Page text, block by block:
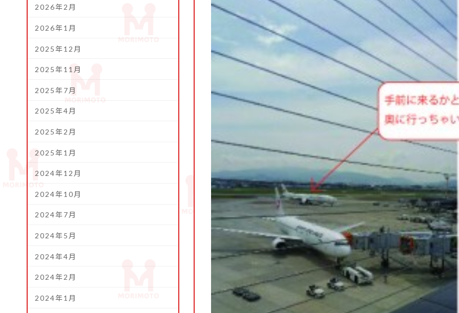
2026年2月
2026年1月
2025年12月
2025年11月
2025年7月
2025年4月
2025年2月
2025年1月
2024年12月
2024年10月
2024年7月
2024年5月
2024年4月
2024年2月
2024年1月